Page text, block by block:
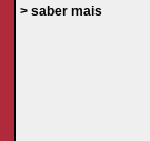
> saber mais